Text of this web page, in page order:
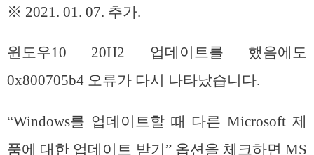
※ 2021. 01. 07. 추가.
윈도우10 20H2 업데이트를 했음에도
0x800705b4 오류가 다시 나타났습니다.
“Windows를 업데이트할 때 다른 Microsoft 제
품에 대한 업데이트 받기” 옵션을 체크하면 MS